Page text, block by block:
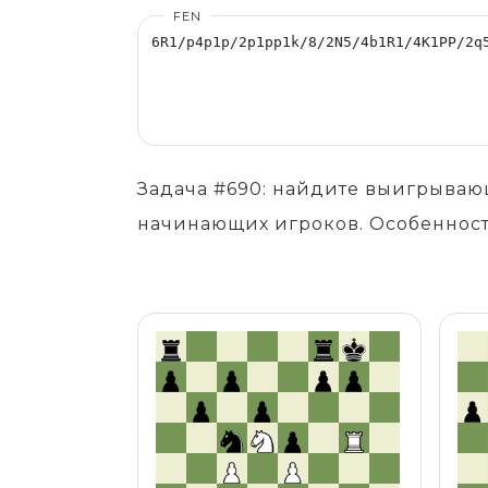
FEN
Задача #690: найдите
начинающих игроков.